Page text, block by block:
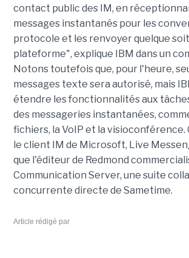
contact public des IM, en
messages instantanés pour les
protocole et les renvoyer quelque
plateforme", explique IBM dans un
Notons toutefois que, pour l'heure,
messages texte sera autorisé, mais
étendre les fonctionnalités aux
des messageries instantanées,
fichiers, la VoIP et la visioconférence.
le client IM de Microsoft, Live
que l'éditeur de Redmond
Communication Server, une suite
concurrente directe de Sametime.
Article rédigé par